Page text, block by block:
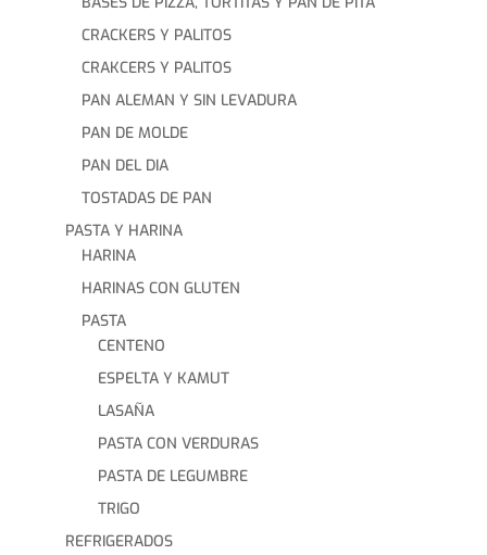
CRACKERS Y PALITOS
CRAKCERS Y PALITOS
PAN ALEMAN Y SIN LEVADURA
PAN DE MOLDE
PAN DEL DIA
TOSTADAS DE PAN
PASTA Y HARINA
HARINA
HARINAS CON GLUTEN
PASTA
CENTENO
ESPELTA Y KAMUT
LASAÑA
PASTA CON VERDURAS
PASTA DE LEGUMBRE
TRIGO
REFRIGERADOS